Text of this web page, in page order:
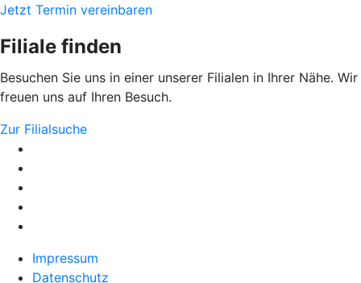
Jetzt Termin vereinbaren
Filiale finden
Besuchen Sie uns in einer unserer Filialen in Ihrer Nähe. Wir
freuen uns auf Ihren Besuch.
Zur Filialsuche
Impressum
Datenschutz